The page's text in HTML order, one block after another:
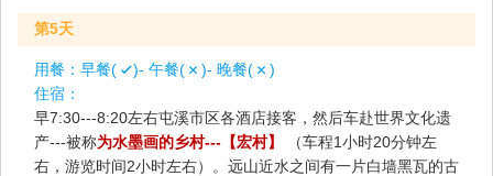
第5天
用餐： 早餐( )- 午餐( )- 晚餐(
)
住宿：
早7:30---8:20左右屯溪市区各酒店接客，然后车赴世界文化遗
产---被称为水墨画的乡村---【宏村】
右，游览时间2小时左右）。远山近水之间有一片白墙黑瓦的古